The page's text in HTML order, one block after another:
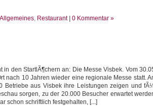
Allgemeines, Restaurant 0 Kommentar »
in den StartlÃ¶chern an: Die Messe Visbek. Vom
nach 10 Jahren wieder eine regionale Messe statt.
Betriebe aus Visbek ihre Leistungen zeigen und
sorgen, zu der 20.000 Besucher erwartet
schon schriftlich festgehalten, [...]